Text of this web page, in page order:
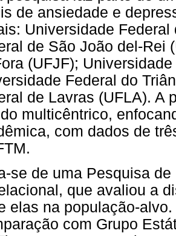
de ansiedade e
Universidade
de São João del-Rei
(UFJF);
Federal do
de Lavras (UFLA). A
multicêntrico,
com dados de
se de uma Pesquisa
que avaliou a
elas na população-
com Grupo